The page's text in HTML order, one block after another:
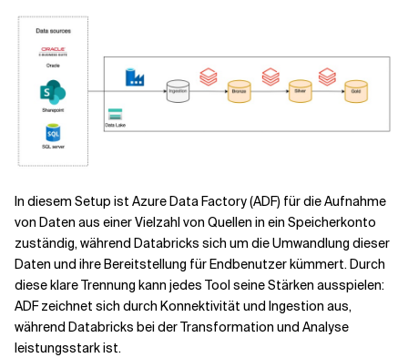
Verwandte Themen
In diesem Setup ist Azure Data Factory (ADF) für die Aufnahme
von Daten aus einer Vielzahl von Quellen in ein Speicherkonto
zuständig, während Databricks sich um die Umwandlung dieser
Daten und ihre Bereitstellung für Endbenutzer kümmert. Durch
diese klare Trennung kann jedes Tool seine Stärken ausspielen:
ADF zeichnet sich durch Konnektivität und Ingestion aus,
während Databricks bei der Transformation und Analyse
leistungsstark ist.